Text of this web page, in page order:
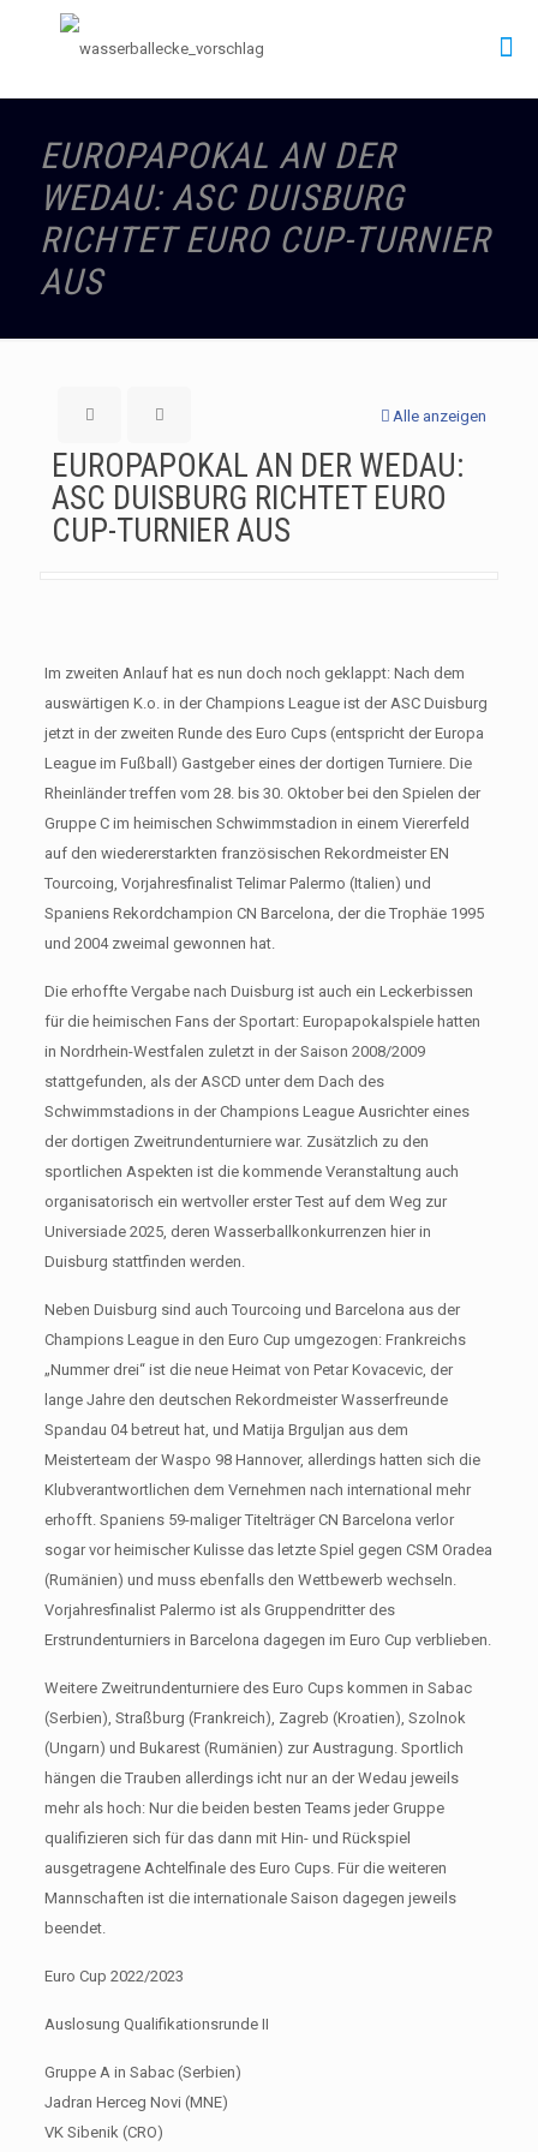
EUROPAPOKAL AN DER
WEDAU: ASC DUISBURG
RICHTET EURO CUP-TURNIER
AUS
Alle anzeigen
EUROPAPOKAL AN DER WEDAU:
ASC DUISBURG RICHTET EURO
CUP-TURNIER AUS
Im zweiten Anlauf hat es nun doch noch geklappt: Nach dem
auswärtigen K.o. in der Champions League ist der ASC Duisburg
jetzt in der zweiten Runde des Euro Cups (entspricht der Europa
League im Fußball) Gastgeber eines der dortigen Turniere. Die
Rheinländer treffen vom 28. bis 30. Oktober bei den Spielen der
Gruppe C im heimischen Schwimmstadion in einem Viererfeld
auf den wiedererstarkten französischen Rekordmeister EN
Tourcoing, Vorjahresfinalist Telimar Palermo (Italien) und
Spaniens Rekordchampion CN Barcelona, der die Trophäe 1995
und 2004 zweimal gewonnen hat.
Die erhoffte Vergabe nach Duisburg ist auch ein Leckerbissen
für die heimischen Fans der Sportart: Europapokalspiele hatten
in Nordrhein-Westfalen zuletzt in der Saison 2008/2009
stattgefunden, als der ASCD unter dem Dach des
Schwimmstadions in der Champions League Ausrichter eines
der dortigen Zweitrundenturniere war. Zusätzlich zu den
sportlichen Aspekten ist die kommende Veranstaltung auch
organisatorisch ein wertvoller erster Test auf dem Weg zur
Universiade 2025, deren Wasserballkonkurrenzen hier in
Duisburg stattfinden werden.
Neben Duisburg sind auch Tourcoing und Barcelona aus der
Champions League in den Euro Cup umgezogen: Frankreichs
„Nummer drei“ ist die neue Heimat von Petar Kovacevic, der
lange Jahre den deutschen Rekordmeister Wasserfreunde
Spandau 04 betreut hat, und Matija Brguljan aus dem
Meisterteam der Waspo 98 Hannover, allerdings hatten sich die
Klubverantwortlichen dem Vernehmen nach international mehr
erhofft. Spaniens 59-maliger Titelträger CN Barcelona verlor
sogar vor heimischer Kulisse das letzte Spiel gegen CSM Oradea
(Rumänien) und muss ebenfalls den Wettbewerb wechseln.
Vorjahresfinalist Palermo ist als Gruppendritter des
Erstrundenturniers in Barcelona dagegen im Euro Cup verblieben.
Weitere Zweitrundenturniere des Euro Cups kommen in Sabac
(Serbien), Straßburg (Frankreich), Zagreb (Kroatien), Szolnok
(Ungarn) und Bukarest (Rumänien) zur Austragung. Sportlich
hängen die Trauben allerdings icht nur an der Wedau jeweils
mehr als hoch: Nur die beiden besten Teams jeder Gruppe
qualifizieren sich für das dann mit Hin- und Rückspiel
ausgetragene Achtelfinale des Euro Cups. Für die weiteren
Mannschaften ist die internationale Saison dagegen jeweils
beendet.
Euro Cup 2022/2023
Auslosung Qualifikationsrunde II
Gruppe A in Sabac (Serbien)
Jadran Herceg Novi (MNE)
VK Sibenik (CRO)